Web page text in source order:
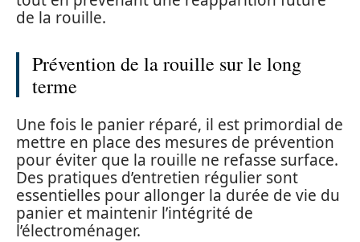
de la rouille.
Prévention de la rouille sur le long
terme
Une fois le panier réparé, il est primordial de
mettre en place des mesures de prévention
pour éviter que la rouille ne refasse surface.
Des pratiques d’entretien régulier sont
essentielles pour allonger la durée de vie du
panier et maintenir l’intégrité de
l’électroménager.